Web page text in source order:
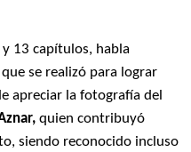
13 capítulos, habla
se realizó para lograr
apreciar la fotografía del
quien contribuyó
siendo reconocido incluso